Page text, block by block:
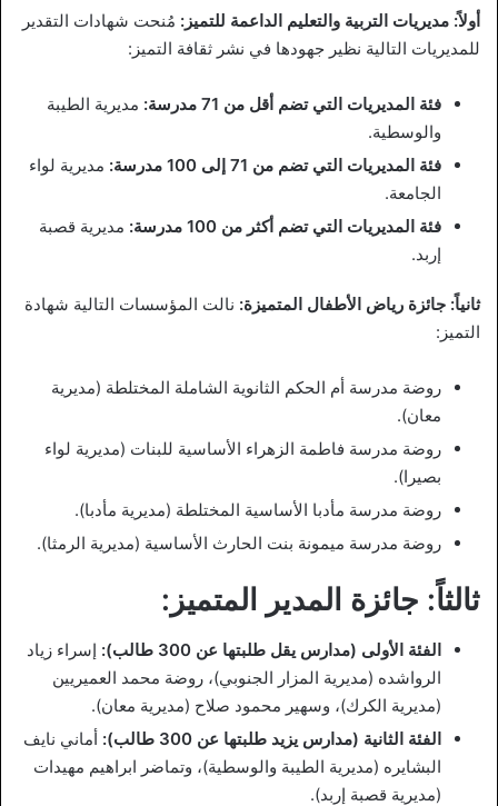
أولاً: مديريات التربية والتعليم الداعمة للتميز: مُنحت شهادات التقدير
للمديريات التالية نظير جهودها في نشر ثقافة التميز:
فئة المديريات التي تضم أقل من 71 مدرسة:
مديرية الطيبة
والوسطية.
فئة المديريات التي تضم من 71 إلى 100 مدرسة:
مديرية لواء
الجامعة.
فئة المديريات التي تضم أكثر من 100 مدرسة:
مديرية قصبة
إربد.
ثانياً: جائزة رياض الأطفال المتميزة: نالت المؤسسات التالية شهادة
التميز:
روضة مدرسة أم الحكم الثانوية الشاملة المختلطة (مديرية
معان).
روضة مدرسة فاطمة الزهراء الأساسية للبنات (مديرية لواء
بصيرا).
روضة مدرسة مأدبا الأساسية المختلطة (مديرية مأدبا).
روضة مدرسة ميمونة بنت الحارث الأساسية (مديرية الرمثا).
ثالثاً: جائزة المدير المتميز:
الفئة الأولى (مدارس يقل طلبتها عن 300 طالب):
إسراء زياد
الرواشده (مديرية المزار الجنوبي)، روضة محمد العميريين
(مديرية الكرك)، وسهير محمود صلاح (مديرية معان).
الفئة الثانية (مدارس يزيد طلبتها عن 300 طالب):
أماني نايف
البشايره (مديرية الطيبة والوسطية)، وتماضر ابراهيم مهيدات
(مديرية قصبة إربد).